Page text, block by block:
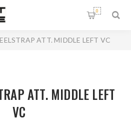
0
ATT. MIDDLE LEFT VC
ATT. MIDDLE LEFT
VC